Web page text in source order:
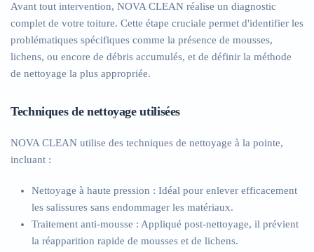
Avant tout intervention, NOVA CLEAN réalise un diagnostic
complet de votre toiture. Cette étape cruciale permet d'identifier les
problématiques spécifiques comme la présence de mousses,
lichens, ou encore de débris accumulés, et de définir la méthode
de nettoyage la plus appropriée.
Techniques de nettoyage utilisées
NOVA CLEAN utilise des techniques de nettoyage à la pointe,
incluant :
Nettoyage à haute pression : Idéal pour enlever efficacement
les salissures sans endommager les matériaux.
Traitement anti-mousse : Appliqué post-nettoyage, il prévient
la réapparition rapide de mousses et de lichens.